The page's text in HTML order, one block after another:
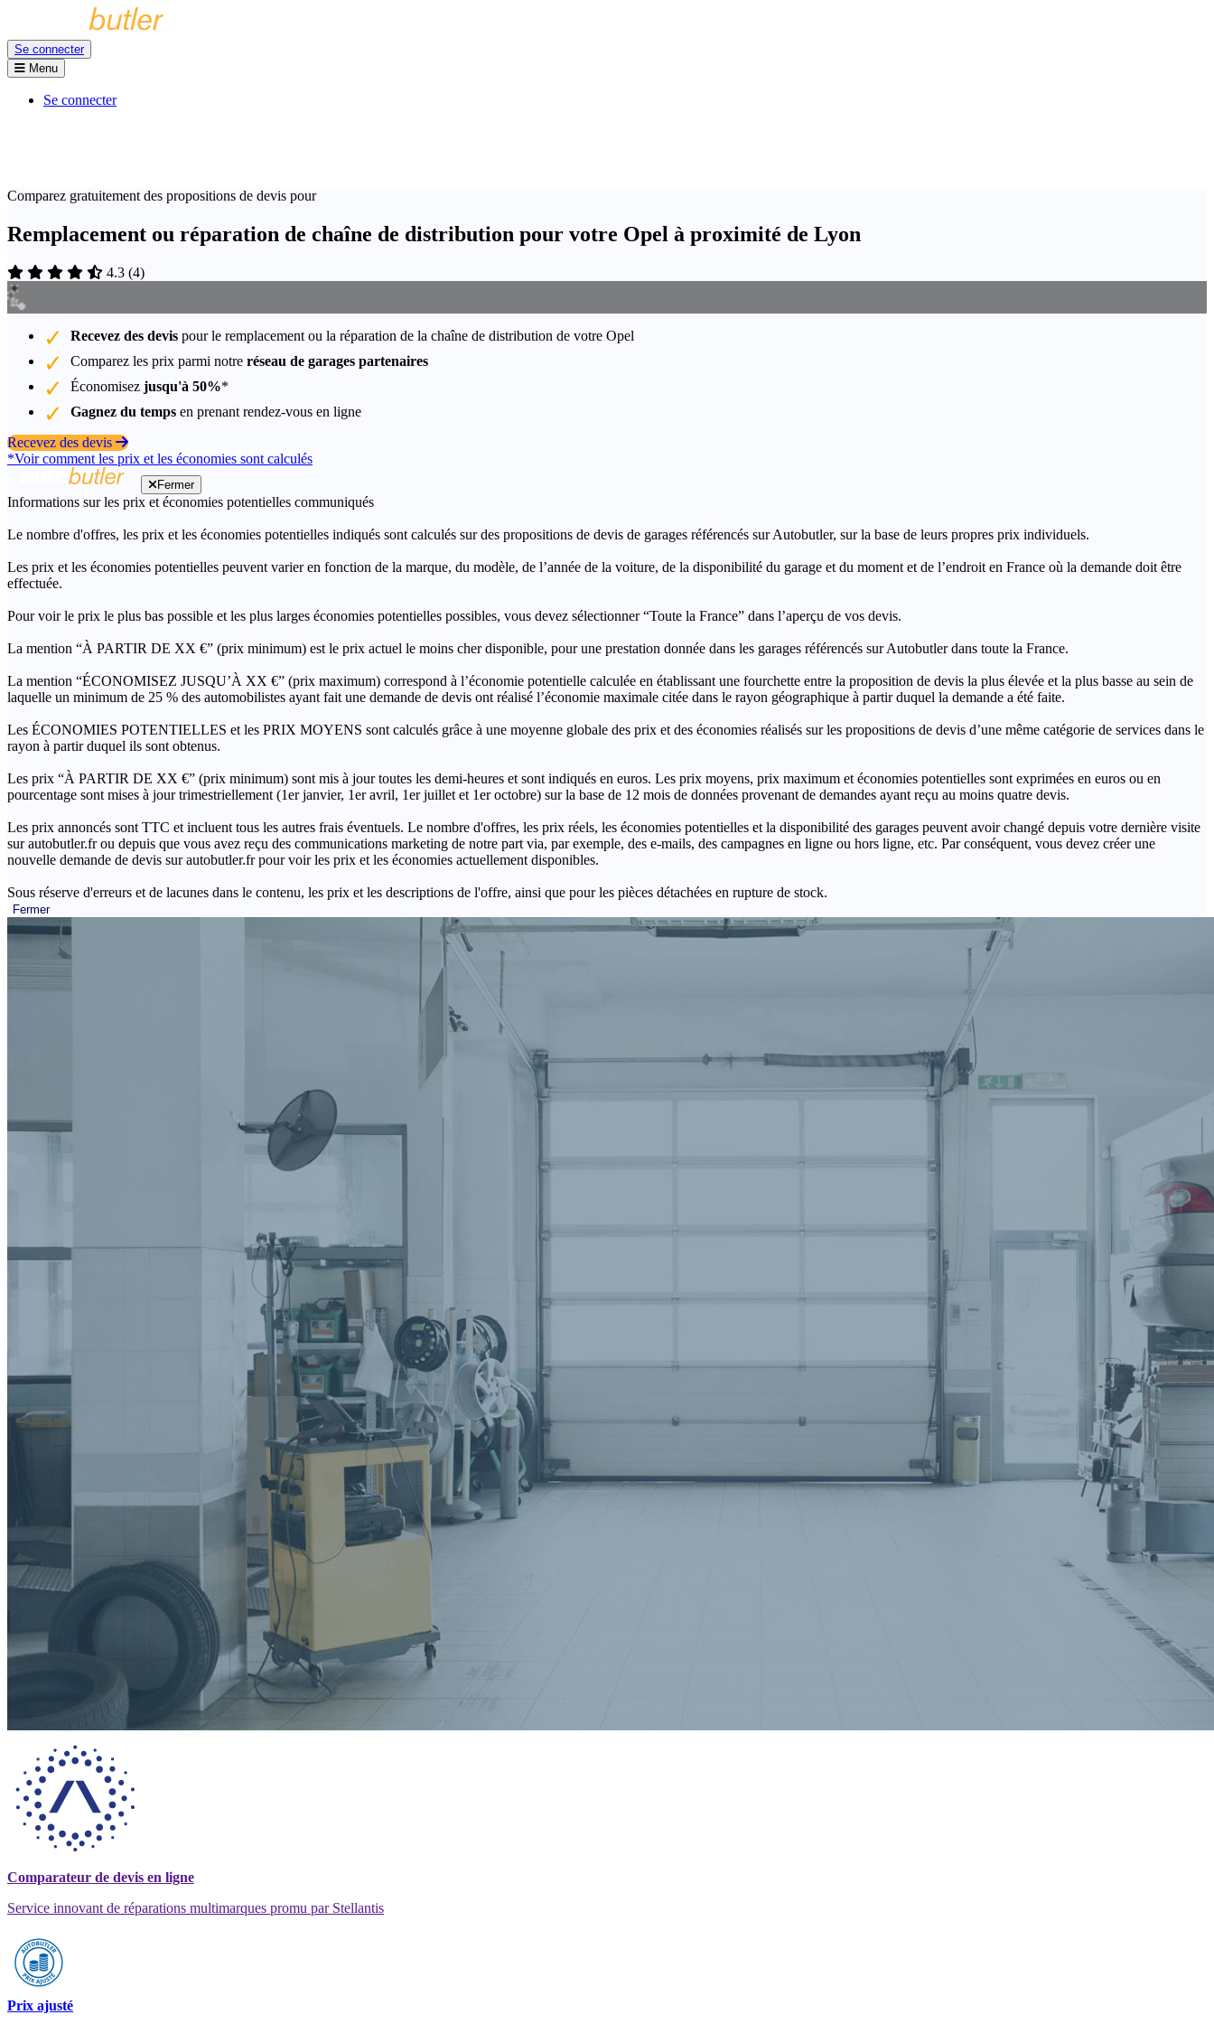
Se connecter
Menu
Se connecter
Comparez gratuitement des propositions de devis pour
Remplacement ou réparation de chaîne de distribution pour votre Opel à proximité de Lyon
4.3 (4)
Recevez des devis pour le remplacement ou la réparation de la chaîne de distribution de votre Opel
Comparez les prix parmi notre réseau de garages partenaires
Économisez jusqu'à 50%*
Gagnez du temps en prenant rendez-vous en ligne
Recevez des devis
*Voir comment les prix et les économies sont calculés
Fermer
Informations sur les prix et économies potentielles communiqués
Le nombre d'offres, les prix et les économies potentielles indiqués sont calculés sur des propositions de devis de garages référencés sur Autobutler, sur la base de leurs propres prix individuels.
Les prix et les économies potentielles peuvent varier en fonction de la marque, du modèle, de l’année de la voiture, de la disponibilité du garage et du moment et de l’endroit en France où la demande doit être
effectuée.
Pour voir le prix le plus bas possible et les plus larges économies potentielles possibles, vous devez sélectionner “Toute la France” dans l’aperçu de vos devis.
La mention “À PARTIR DE XX €” (prix minimum) est le prix actuel le moins cher disponible, pour une prestation donnée dans les garages référencés sur Autobutler dans toute la France.
La mention “ÉCONOMISEZ JUSQU’À XX €” (prix maximum) correspond à l’économie potentielle calculée en établissant une fourchette entre la proposition de devis la plus élevée et la plus basse au sein de
laquelle un minimum de 25 % des automobilistes ayant fait une demande de devis ont réalisé l’économie maximale citée dans le rayon géographique à partir duquel la demande a été faite.
Les ÉCONOMIES POTENTIELLES et les PRIX MOYENS sont calculés grâce à une moyenne globale des prix et des économies réalisés sur les propositions de devis d’une même catégorie de services dans le
rayon à partir duquel ils sont obtenus.
Les prix “À PARTIR DE XX €” (prix minimum) sont mis à jour toutes les demi-heures et sont indiqués en euros. Les prix moyens, prix maximum et économies potentielles sont exprimées en euros ou en
pourcentage sont mises à jour trimestriellement (1er janvier, 1er avril, 1er juillet et 1er octobre) sur la base de 12 mois de données provenant de demandes ayant reçu au moins quatre devis.
Les prix annoncés sont TTC et incluent tous les autres frais éventuels. Le nombre d'offres, les prix réels, les économies potentielles et la disponibilité des garages peuvent avoir changé depuis votre dernière visite
sur autobutler.fr ou depuis que vous avez reçu des communications marketing de notre part via, par exemple, des e-mails, des campagnes en ligne ou hors ligne, etc. Par conséquent, vous devez créer une
nouvelle demande de devis sur autobutler.fr pour voir les prix et les économies actuellement disponibles.
Sous réserve d'erreurs et de lacunes dans le contenu, les prix et les descriptions de l'offre, ainsi que pour les pièces détachées en rupture de stock.
Fermer
Comparateur de devis en ligne
Service innovant de réparations multimarques promu par Stellantis
Prix ajusté